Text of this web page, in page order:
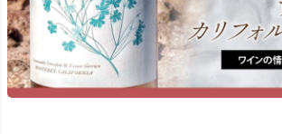
す。
1984年には、シャルド
ネとカベルネ・ソーヴィ
ニヨンを初リリース。特
にカーネロスのシャルド
1982年にジム・クレン
デネン氏が設立しまし
た。一度見たら忘れない
三角形のラベルが特徴
なオー・ボン・クリマ
は、ブルゴーニュ・ス